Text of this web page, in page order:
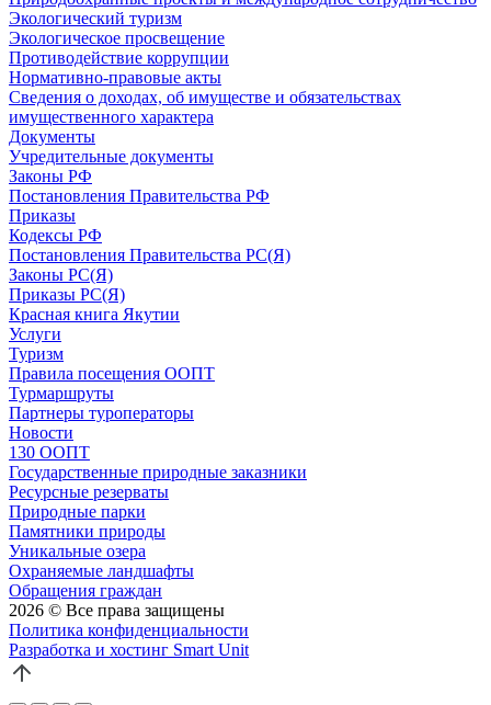
Экологический туризм
Экологическое просвещение
Противодействие коррупции
Нормативно-правовые акты
Сведения о доходах, об имуществе и обязательствах
имущественного характера
Документы
Учредительные документы
Законы РФ
Постановления Правительства РФ
Приказы
Кодексы РФ
Постановления Правительства РС(Я)
Законы РС(Я)
Приказы РС(Я)
Красная книга Якутии
Услуги
Туризм
Правила посещения ООПТ
Турмаршруты
Партнеры туроператоры
Новости
130 ООПТ
Государственные природные заказники
Ресурсные резерваты
Природные парки
Памятники природы
Уникальные озера
Охраняемые ландшафты
Обращения граждан
2026 © Все права защищены
Политика конфиденциальности
Разработка и хостинг Smart Unit